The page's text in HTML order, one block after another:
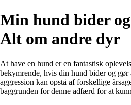
Min hund bider
Alt om andre dyr
At have en hund er en fantastisk
bekymrende, hvis din hund bider og
aggression kan opstå af forskellige
baggrunden for denne adfærd for at